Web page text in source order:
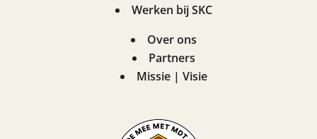
Werken bij SKC
Over ons
Partners
Missie | Visie